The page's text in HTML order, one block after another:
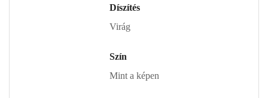
Díszítés
Virág
Szín
Mint a képen